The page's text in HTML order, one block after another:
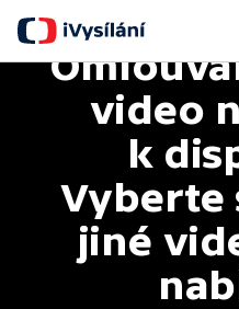
video
k
Vyberte
jiné